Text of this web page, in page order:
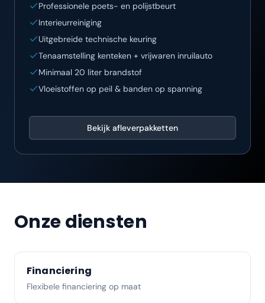
Professionele poets- en polijstbeurt
Interieurreiniging
Uitgebreide technische keuring
Tenaamstelling kenteken + vrijwaren inruilauto
Minimaal 20 liter brandstof
Vloeistoffen op peil & banden op spanning
Bekijk afleverpakketten
Onze diensten
Financiering
Flexibele financiering op maat